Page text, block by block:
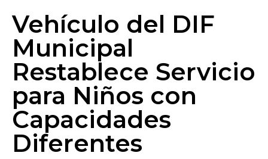
Vehículo del DIF
Municipal
Restablece Servicio
para Niños con
Capacidades
Diferentes